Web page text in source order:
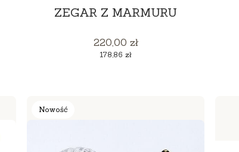
ZEGAR Z MARMURU
Cena
220,00 zł
Cena
178,86 zł
Nowość